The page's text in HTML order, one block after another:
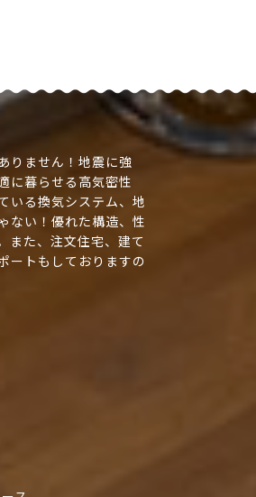
りません！地震に強
に暮らせる高気密性
いる換気システム、地
ない！優れた構造、性
また、注文住宅、建て
ートもしておりますの